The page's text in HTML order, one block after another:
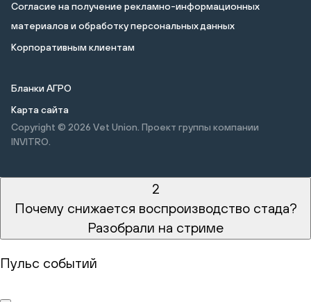
Cогласие на получение рекламно-информационных
материалов и обработку персональных данных
Корпоративным клиентам
Бланки АГРО
Карта сайта
Copyright © 2026 Vet Union. Проект группы компании
INVITRO.
2
Почему снижается воспроизводство стада?
Разобрали на стриме
Пульс событий